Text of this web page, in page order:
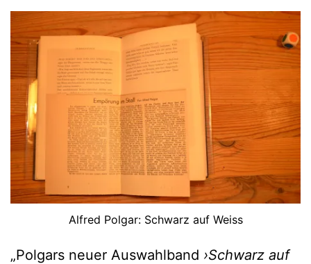
Alfred Polgar: Schwarz auf Weiss
„Polgars neuer Auswahlband ›Schwarz auf